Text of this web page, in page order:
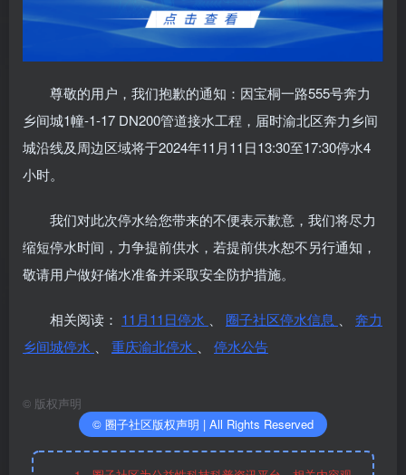
尊敬的用户，我们抱歉的通知：因宝桐一路555号奔力
乡间城1幢-1-17 DN200管道接水工程，届时渝北区奔力乡间
城沿线及周边区域将于2024年11月11日13:30至17:30停水4
小时。
我们对此次停水给您带来的不便表示歉意，我们将尽力
缩短停水时间，力争提前供水，若提前供水恕不另行通知，
敬请用户做好储水准备并采取安全防护措施。
相关阅读： 11月11日停水 、 圈子社区停水信息 、 奔力
乡间城停水 、 重庆渝北停水 、 停水公告
© 版权声明
© 圈子社区版权声明 | All Rights Reserved